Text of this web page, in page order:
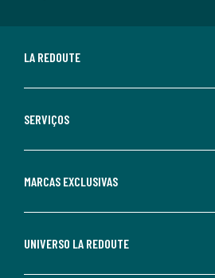
LA REDOUTE
SERVIÇOS
MARCAS EXCLUSIVAS
UNIVERSO LA REDOUTE